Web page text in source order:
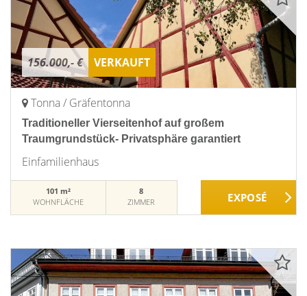
156.000,- € VERKAUFT
Tonna / Gräfentonna
Traditioneller Vierseitenhof auf großem
Traumgrundstück- Privatsphäre garantiert
Einfamilienhaus
101 m²
WOHNFLÄCHE
8
ZIMMER